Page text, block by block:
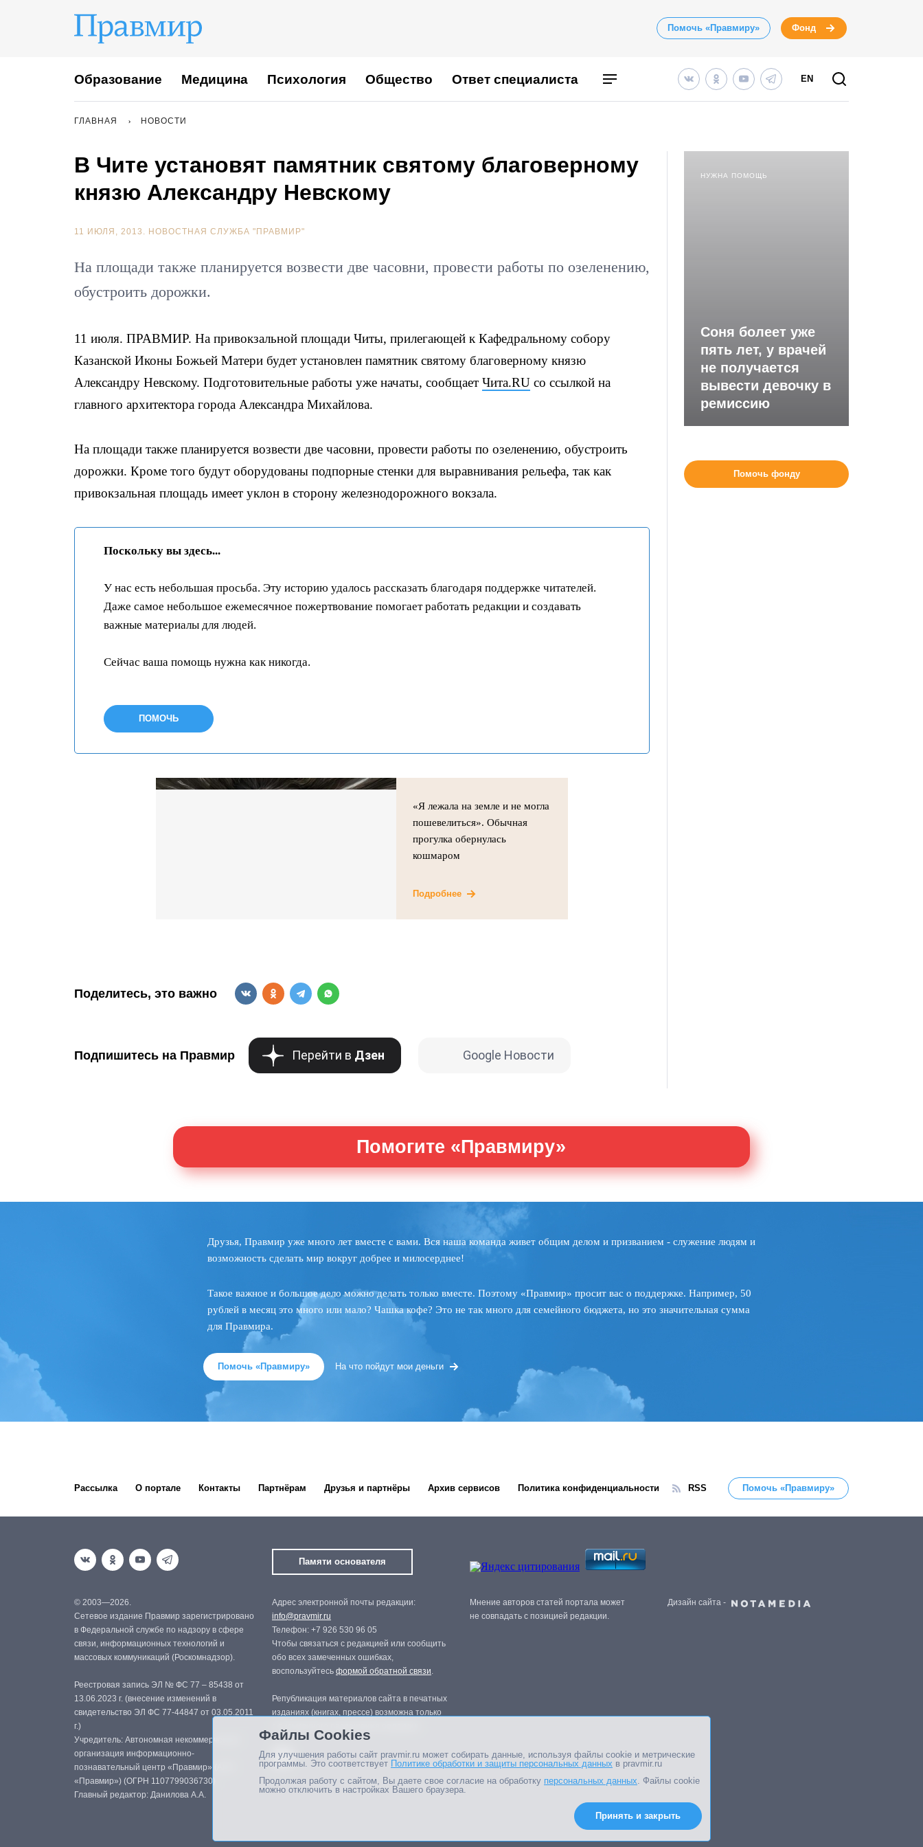
Помочь «Правмиру» Фонд
Образование Медицина Психология Общество Ответ специалиста EN
ГЛАВНАЯ НОВОСТИ
В Чите установят памятник святому благоверному
князю Александру Невскому
11 ИЮЛЯ, 2013. НОВОСТНАЯ СЛУЖБА "ПРАВМИР"
На площади также планируется возвести две часовни, провести работы по озеленению,
обустроить дорожки.
11 июля. ПРАВМИР. На привокзальной площади Читы, прилегающей к Кафедральному собору
Казанской Иконы Божьей Матери будет установлен памятник святому благоверному князю
Александру Невскому. Подготовительные работы уже начаты, сообщает Чита.RU со ссылкой на
главного архитектора города Александра Михайлова.
На площади также планируется возвести две часовни, провести работы по озеленению, обустроить
дорожки. Кроме того будут оборудованы подпорные стенки для выравнивания рельефа, так как
привокзальная площадь имеет уклон в сторону железнодорожного вокзала.
Поскольку вы здесь...
У нас есть небольшая просьба. Эту историю удалось рассказать благодаря поддержке читателей.
Даже самое небольшое ежемесячное пожертвование помогает работать редакции и создавать
важные материалы для людей.
Сейчас ваша помощь нужна как никогда.
ПОМОЧЬ
«Я лежала на земле и не могла
пошевелиться». Обычная
прогулка обернулась
кошмаром
Подробнее
Поделитесь, это важно
Подпишитесь на Правмир Перейти в Дзен Google Новости
НУЖНА ПОМОЩЬ
Соня болеет уже
пять лет, у врачей
не получается
вывести девочку в
ремиссию
Помочь фонду
Помогите «Правмиру»
Друзья, Правмир уже много лет вместе с вами. Вся наша команда живет общим делом и призванием - служение людям и
возможность сделать мир вокруг добрее и милосерднее!
Такое важное и большое дело можно делать только вместе. Поэтому «Правмир» просит вас о поддержке. Например, 50
рублей в месяц это много или мало? Чашка кофе? Это не так много для семейного бюджета, но это значительная сумма
для Правмира.
Помочь «Правмиру» На что пойдут мои деньги
Рассылка О портале Контакты Партнёрам Друзья и партнёры Архив сервисов Политика конфиденциальности RSS Помочь «Правмиру»
Памяти основателя
© 2003—2026.
Сетевое издание Правмир зарегистрировано
в Федеральной службе по надзору в сфере
связи, информационных технологий и
массовых коммуникаций (Роскомнадзор).
Реестровая запись ЭЛ № ФС 77 – 85438 от
13.06.2023 г. (внесение изменений в
свидетельство ЭЛ ФС 77-44847 от 03.05.2011
г.)
Учредитель: Автономная некоммерческая
организация информационно-
познавательный центр «Правмир» (АНО
«Правмир») (ОГРН 1107799036730)
Главный редактор: Данилова А.А.
Адрес электронной почты редакции:
info@pravmir.ru
Телефон: +7 926 530 96 05
Чтобы связаться с редакцией или сообщить
обо всех замеченных ошибках,
воспользуйтесь формой обратной связи.
Републикация материалов сайта в печатных
изданиях (книгах, прессе) возможна только
Мнение авторов статей портала может
не совпадать с позицией редакции.
Дизайн сайта -
Файлы Cookies
Для улучшения работы сайт pravmir.ru может собирать данные, используя файлы cookie и метрические
программы. Это соответствует Политике обработки и защиты персональных данных в pravmir.ru
Продолжая работу с сайтом, Вы даете свое согласие на обработку персональных данных. Файлы cookie
можно отключить в настройках Вашего браузера.
Принять и закрыть